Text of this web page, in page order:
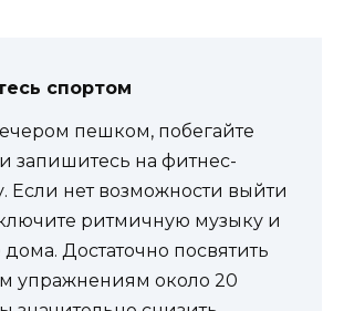
спортом
пешком, побегайте
запишитесь на фитнес-
Если нет возможности выйти
ритмичную музыку и
дома. Достаточно посвятить
упражнениям около 20